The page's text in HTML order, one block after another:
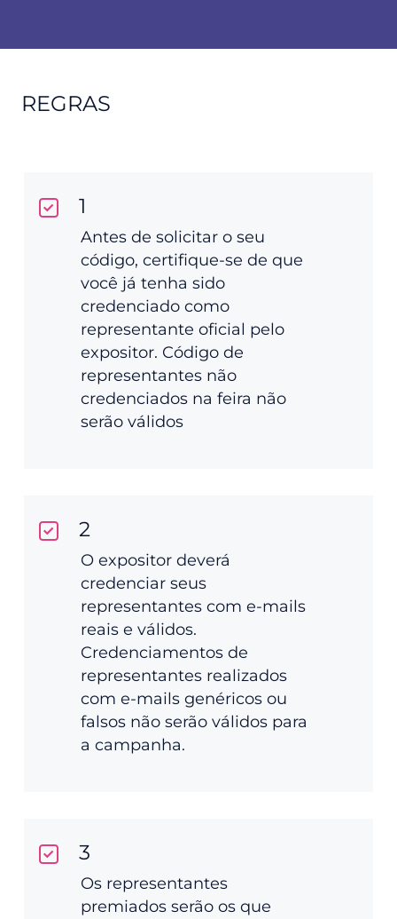
REGRAS
1
Antes de solicitar o seu
código, certifique-se de que
você já tenha sido
credenciado como
representante oficial pelo
expositor. Código de
representantes não
credenciados na feira não
serão válidos
2
O expositor deverá
credenciar seus
representantes com e-mails
reais e válidos.
Credenciamentos de
representantes realizados
com e-mails genéricos ou
falsos não serão válidos para
a campanha.
3
Os representantes
premiados serão os que